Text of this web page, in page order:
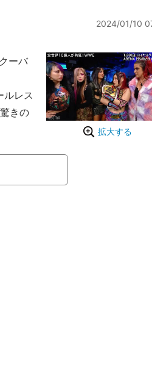
2024/01/10
拡大する
ーバ
ルレス
きの
た。
プ）